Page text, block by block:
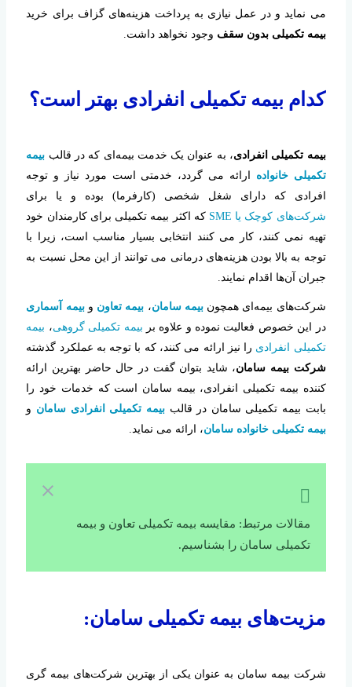
می نماید و در عمل نیازی به پرداخت هزینه‌های گزاف برای خرید
بیمه تکمیلی بدون سقف وجود نخواهد داشت.
کدام بیمه تکمیلی انفرادی بهتر است؟
بیمه تکمیلی انفرادی، به عنوان یک خدمت بیمه‌ای که در قالب بیمه
تکمیلی خانواده ارائه می گردد، خدمتی است مورد نیاز و توجه
افرادی که دارای شغل شخصی (کارفرما) بوده و یا برای
شرکت‌های کوچک یا SME
که اکثر بیمه تکمیلی برای کارمندان خود
تهیه نمی کنند، کار می کنند انتخابی بسیار مناسب است، زیرا با
توجه به بالا بودن هزینه‌های درمانی می توانند از این محل نسبت به
جبران آن‌ها اقدام نمایند.
شرکت‌های بیمه‌ای همچونبیمه سامان، بیمه تعاون وبیمه آسماری
در این خصوص فعالیت نموده و علاوه بر بیمه تکمیلی گروهی، بیمه
تکمیلی انفرادی را نیز ارائه می کنند، که با توجه به عملکرد گذشته
شرکت بیمه سامان، شاید بتوان گفت در حال حاضر بهترین ارائه
کننده بیمه تکمیلی انفرادی، بیمه سامان است که خدمات خود را
بابت بیمه تکمیلی سامان در قالببیمه تکمیلی انفرادی سامان و
بیمه تکمیلی خانواده سامان، ارائه می نماید.
مقالات مرتبط: مقایسه بیمه تکمیلی تعاون و بیمه
تکمیلی سامان را بشناسیم.
مزیت‌های بیمه تکمیلی سامان:
شرکت بیمه سامان به عنوان یکی از بهترین شرکت‌های بیمه گری